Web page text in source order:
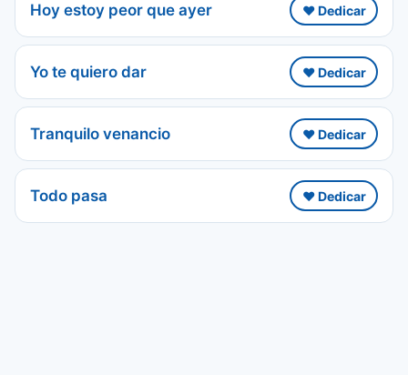
Hoy estoy peor que ayer ❤️ Dedicar
Yo te quiero dar ❤️ Dedicar
Tranquilo venancio ❤️ Dedicar
Todo pasa ❤️ Dedicar